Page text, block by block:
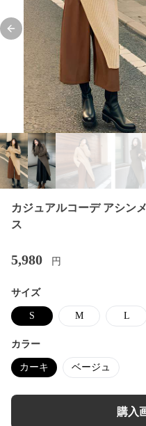
Previous slide
カジュアルコーデ アシン
ス
5,980 円
サイズ
S M L
カラー
カーキ ベージュ
購入